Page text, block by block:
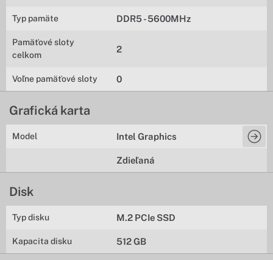
Typ pamäte DDR5 - 5600MHz
Pamäťové sloty
celkom
2
Voľne pamäťové sloty 0
Grafická karta
Model Intel Graphics
Zdieľaná
Disk
Typ disku M.2 PCIe SSD
Kapacita disku 512 GB